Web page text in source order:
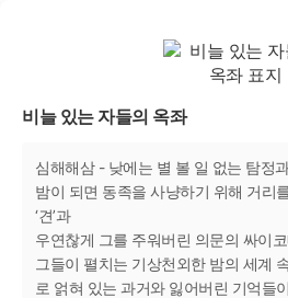
비늘 있는 자들의 옥좌
심해해삼 - 낮에는 별 볼 일 없는 탐정
밤이 되면 동족을 사냥하기 위해 거리
‘견’과
우연찮게 그를 주워버린 의문의 싸이코
그들이 펼치는 기상천외한 밤의 세계
로 얽혀 있는 과거와 잃어버린 기억들